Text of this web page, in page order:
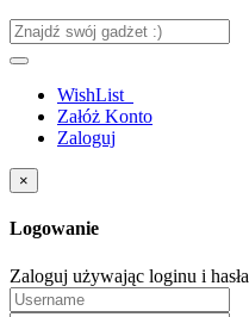
WishList
Załóż Konto
Zaloguj
×
Logowanie
Zaloguj używając loginu i hasła